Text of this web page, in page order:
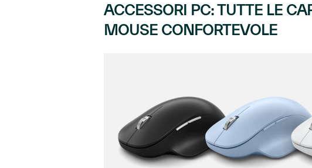
ACCESSORI PC: TUTTE LE
MOUSE CONFORTEVOLE